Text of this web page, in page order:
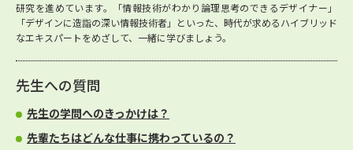
研究を進めています。「情報技術がわかり論理思考のできるデザイナー」
「デザインに造詣の深い情報技術者」といった、時代が求めるハイブリッド
なエキスパートをめざして、一緒に学びましょう。
先生への質問
先生の学問へのきっかけは？
先輩たちはどんな仕事に携わっているの？